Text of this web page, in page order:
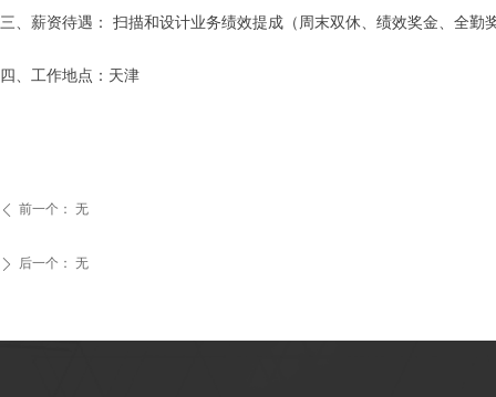
三、薪资待遇： 扫描和设计业务绩效提成（周末双休、绩效奖金、全勤
四、工作地点：天津
ꄴ 前一个： 无
ꄲ 后一个： 无